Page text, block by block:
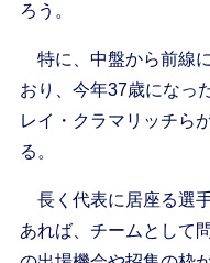
ろう。
特に、中盤から前線
おり、今年37歳になっ
レイ・クラマリッチら
る。
長く代表に居座る選
あれば、チームとして